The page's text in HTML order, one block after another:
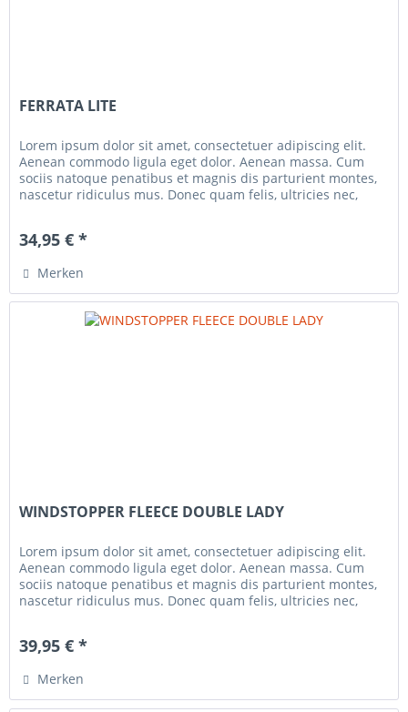
FERRATA LITE
Lorem ipsum dolor sit amet, consectetuer adipiscing elit.
Aenean commodo ligula eget dolor. Aenean massa. Cum
sociis natoque penatibus et magnis dis parturient montes,
nascetur ridiculus mus. Donec quam felis, ultricies nec,
34,95 € *
Merken
WINDSTOPPER FLEECE DOUBLE LADY
Lorem ipsum dolor sit amet, consectetuer adipiscing elit.
Aenean commodo ligula eget dolor. Aenean massa. Cum
sociis natoque penatibus et magnis dis parturient montes,
nascetur ridiculus mus. Donec quam felis, ultricies nec,
39,95 € *
Merken